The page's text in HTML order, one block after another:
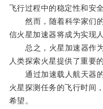
飞行过程中的稳定性和安全
然而，随着科学家们的
信火星加速器将成为实现
总之，火星加速器作为
人类探索火星提供了重要
通过加速载人航天器的
火星探测任务的飞行时间
希望。